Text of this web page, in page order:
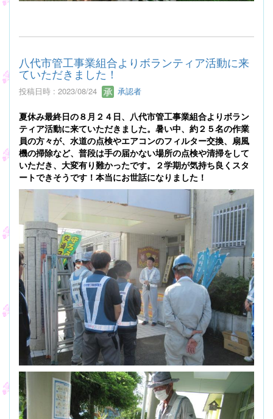
八代市管工事業組合よりボランティア活動に来
ていただきました！
投稿日時 : 2023/08/24 承認者
夏休み最終日の８月２４日、八代市管工事業組合よりボラン
ティア活動に来ていただきました。暑い中、約２５名の作業
員の方々が、水道の点検やエアコンのフィルター交換、扇風
機の掃除など、普段は手の届かない場所の点検や清掃をして
いただき、大変有り難かったです。２学期が気持ち良くスタ
ートできそうです！本当にお世話になりました！